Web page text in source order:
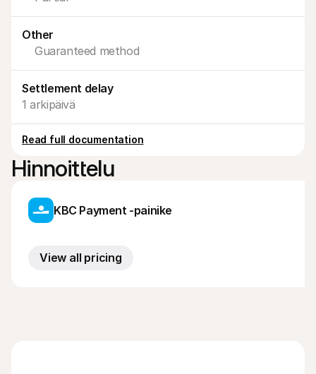
Other
Guaranteed method
Settlement delay
1 arkipäivä
Read full documentation
Hinnoittelu
KBC Payment -painike
View all pricing
Ostajille
Selvitä, miksi Mollie näkyy tiliotteessasi
Mollie-asiakkaille
Ota yhteyttä meidän asiakastukitiimiimme
Ota yhteyttä myyntiin